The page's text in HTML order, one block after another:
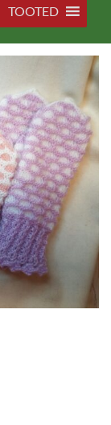
TOOTED